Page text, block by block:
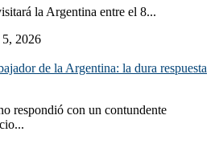
la Argentina entre el 8...
5, 2026
de la Argentina: la dura respuesta
respondió con un contundente